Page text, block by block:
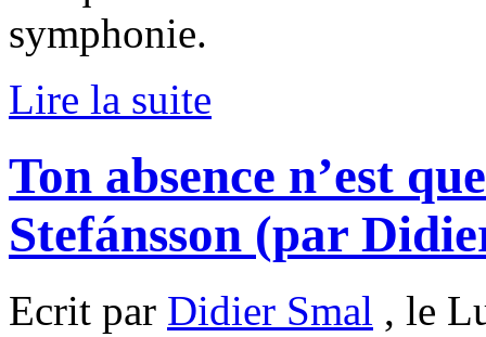
symphonie.
Lire la suite
Ton absence n’est
Stefánsson (par
Ecrit par Didier Smal , le